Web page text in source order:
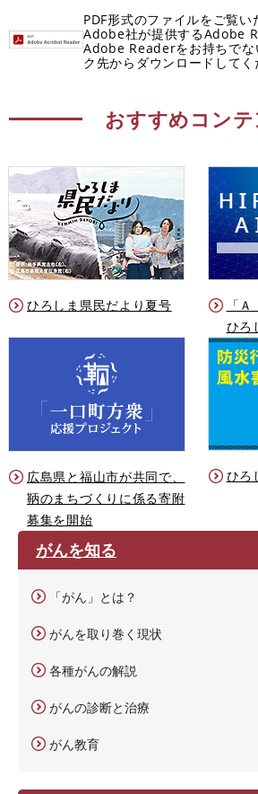
PDF形式のファイルをご覧い
Adobe社が提供するAdobe
Adobe Readerをお持ちでな
ク先からダウンロードしてく
おすすめコンテ
ひろしま県民だより夏号
「
ひろ
広島県と福山市が共同で、
鞆のまちづくりに係る寄附
募集を開始
ひろ
がんを知る
「がん」とは？
がんを取り巻く現状
各種がんの解説
がんの診断と治療
がん教育